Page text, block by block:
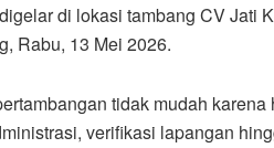
di lokasi tambang CV Jati
Rabu, 13 Mei 2026.
tidak mudah karena
verifikasi lapangan